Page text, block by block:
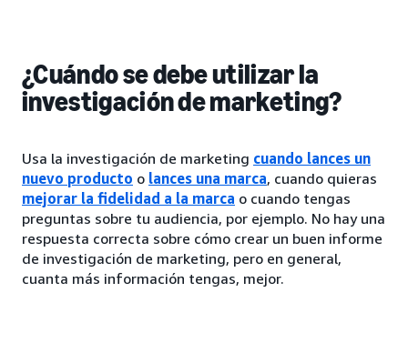
¿Cuándo se debe utilizar la
investigación de marketing?
Usa la investigación de marketing cuando lances un
nuevo producto o lances una marca, cuando quieras
mejorar la fidelidad a la marca o cuando tengas
preguntas sobre tu audiencia, por ejemplo. No hay una
respuesta correcta sobre cómo crear un buen informe
de investigación de marketing, pero en general,
cuanta más información tengas, mejor.